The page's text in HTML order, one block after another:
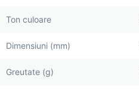
Ton culoare
Dimensiuni (mm)
Greutate (g)